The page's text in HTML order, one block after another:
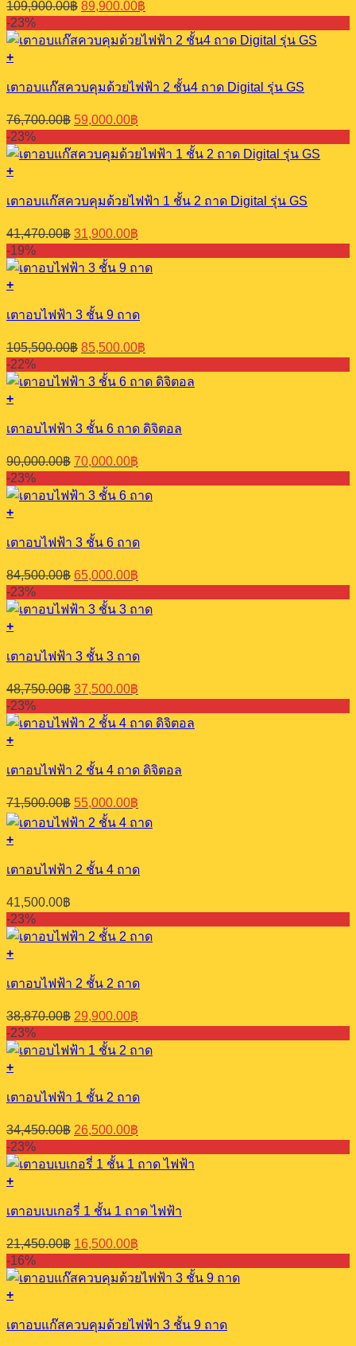
109,900.00฿
price
was:
109,900.00฿.
89,900.00฿
price
is:
89,900.00฿.
-23%
+
เตาอบแก๊สควบคุมด้วยไฟฟ้า 2 ชั้น4 ถาด Digital รุ่น GS
76,700.00฿ Original
price
was:
76,700.00฿.
59,000.00฿
price
is:
59,000.00฿.
-23%
+
เตาอบแก๊สควบคุมด้วยไฟฟ้า 1 ชั้น 2 ถาด Digital รุ่น GS
41,470.00฿ Original
price
was:
41,470.00฿.
31,900.00฿
price
is:
31,900.00฿.
-19%
+
เตาอบไฟฟ้า 3 ชั้น 9 ถาด
105,500.00฿ Original
price
was:
105,500.00฿.
85,500.00฿
price
is:
85,500.00฿.
-22%
+
เตาอบไฟฟ้า 3 ชั้น 6 ถาด ดิจิตอล
90,000.00฿ Original
price
was:
90,000.00฿.
70,000.00฿
price
is:
70,000.00฿.
-23%
+
เตาอบไฟฟ้า 3 ชั้น 6 ถาด
84,500.00฿ Original
price
was:
84,500.00฿.
65,000.00฿
price
is:
65,000.00฿.
-23%
+
เตาอบไฟฟ้า 3 ชั้น 3 ถาด
48,750.00฿ Original
price
was:
48,750.00฿.
37,500.00฿
price
is:
37,500.00฿.
-23%
+
เตาอบไฟฟ้า 2 ชั้น 4 ถาด ดิจิตอล
71,500.00฿ Original
price
was:
55,000.00฿
price
is:
+
เตาอบไฟฟ้า 2 ชั้น 4 ถาด
41,500.00฿
-23%
+
เตาอบไฟฟ้า 2 ชั้น 2 ถาด
38,870.00฿ Original
price
was:
38,870.00฿.
29,900.00฿
price
is:
29,900.00฿.
-23%
+
เตาอบไฟฟ้า 1 ชั้น 2 ถาด
34,450.00฿ Original
price
was:
34,450.00฿.
26,500.00฿
price
is:
26,500.00฿.
-23%
+
เตาอบเบเกอรี่ 1 ชั้น 1 ถาด ไฟฟ้า
21,450.00฿ Original
price
was:
21,450.00฿.
16,500.00฿
price
is:
16,500.00฿.
-16%
+
เตาอบแก๊สควบคุมด้วยไฟฟ้า 3 ชั้น 9 ถาด